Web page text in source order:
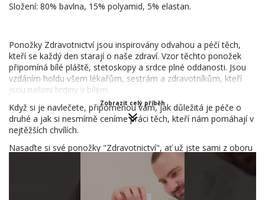
Složení: 80% bavlna, 15% polyamid, 5% elastan.
Ponožky Zdravotnictví jsou inspirovány odvahou a péčí těch,
kteří se každý den starají o naše zdraví. Vzor těchto ponožek
připomíná bílé pláště, stetoskopy a srdce plné oddanosti. Jsou
vzdáním holdu všem lékařům, sestrám a zdravotníkům, kteří
jsou našimi hrdiny v bílém.
Když si je navlečete, připomenou vám, jak důležitá je péče o
druhé a jak si nesmírně ceníme práci těch, kteří nám pomáhají v
nejtěžších chvílích.
Nasaďte si své ponožky "Zdravotnictví", ať už jste sami z oboru
nebo chcete vyjádřit podporu těm, kteří nám pomáhají zůstat
zdraví. Tyto ponožky nejsou jen módním doplňkem, ale
Zobrazit celý příběh